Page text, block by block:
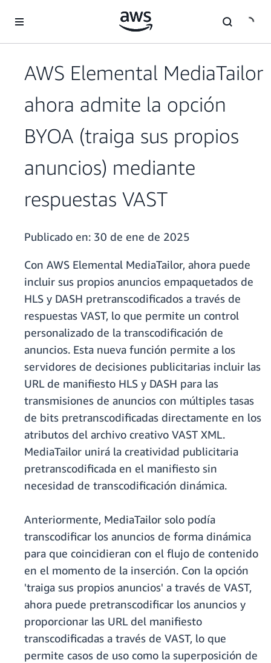
AWS Elemental MediaTailor
ahora admite la opción
BYOA (traiga sus propios
anuncios) mediante
respuestas VAST
Publicado en: 30 de ene de 2025
Con AWS Elemental MediaTailor, ahora puede
incluir sus propios anuncios empaquetados de
HLS y DASH pretranscodificados a través de
respuestas VAST, lo que permite un control
personalizado de la transcodificación de
anuncios. Esta nueva función permite a los
servidores de decisiones publicitarias incluir las
URL de manifiesto HLS y DASH para las
transmisiones de anuncios con múltiples tasas
de bits pretranscodificadas directamente en los
atributos del archivo creativo VAST XML.
MediaTailor unirá la creatividad publicitaria
pretranscodificada en el manifiesto sin
necesidad de transcodificación dinámica.
Anteriormente, MediaTailor solo podía
transcodificar los anuncios de forma dinámica
para que coincidieran con el flujo de contenido
en el momento de la inserción. Con la opción
'traiga sus propios anuncios' a través de VAST,
ahora puede pretranscodificar los anuncios y
proporcionar las URL del manifiesto
transcodificadas a través de VAST, lo que
permite casos de uso como la superposición de